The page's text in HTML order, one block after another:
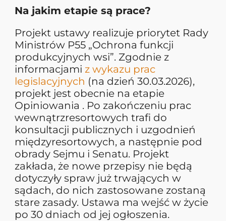
Na jakim etapie są prace?
Projekt ustawy realizuje priorytet Rady
Ministrów P55 „Ochrona funkcji
produkcyjnych wsi”. Zgodnie z
informacjami z wykazu prac
legislacyjnych (na dzień 30.03.2026),
projekt jest obecnie na etapie
Opiniowania . Po zakończeniu prac
wewnątrzresortowych trafi do
konsultacji publicznych i uzgodnień
międzyresortowych, a następnie pod
obrady Sejmu i Senatu. Projekt
zakłada, że nowe przepisy nie będą
dotyczyły spraw już trwających w
sądach, do nich zastosowane zostaną
stare zasady. Ustawa ma wejść w życie
po 30 dniach od jej ogłoszenia.